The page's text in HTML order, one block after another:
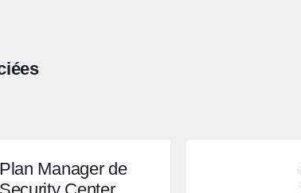
Plan Manager de